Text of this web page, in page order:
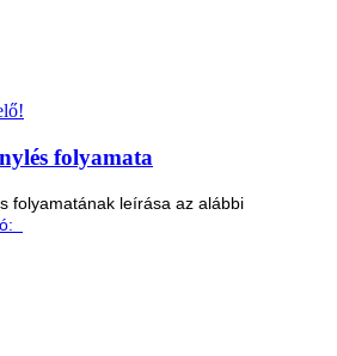
folyamata
folyamatának leírása az alábbi